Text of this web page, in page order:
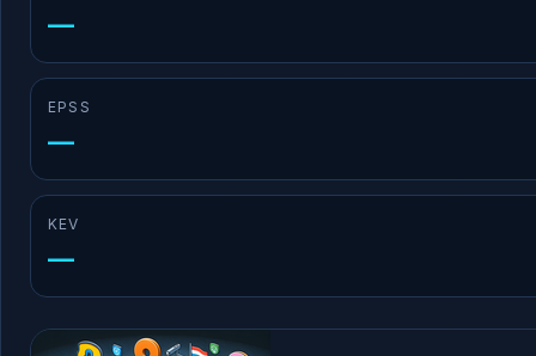
—
EPSS
—
KEV
—